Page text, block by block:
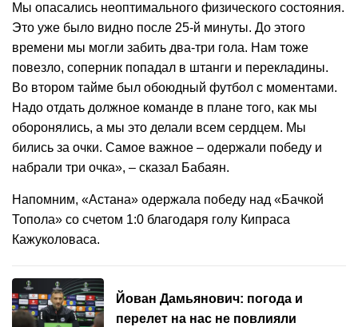
Мы опасались неоптимального физического состояния.
Это уже было видно после 25-й минуты. До этого
времени мы могли забить два-три гола. Нам тоже
повезло, соперник попадал в штанги и перекладины.
Во втором тайме был обоюдный футбол с моментами.
Надо отдать должное команде в плане того, как мы
оборонялись, а мы это делали всем сердцем. Мы
бились за очки. Самое важное – одержали победу и
набрали три очка», – сказал Бабаян.
Напомним, «Астана» одержала победу над «Бачкой
Топола» со счетом 1:0 благодаря голу Кипраса
Кажуколоваса.
Йован Дамьянович: погода и
перелет на нас не повлияли